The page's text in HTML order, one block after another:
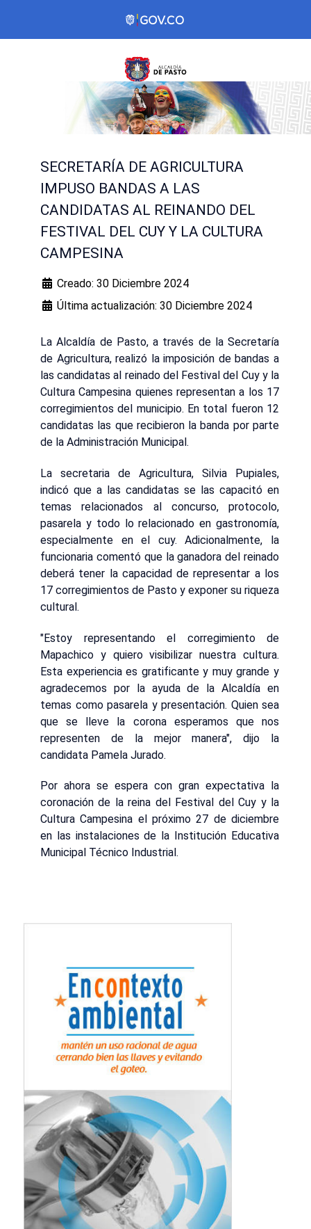
SECRETARÍA DE AGRICULTURA
IMPUSO BANDAS A LAS
CANDIDATAS AL REINANDO DEL
FESTIVAL DEL CUY Y LA CULTURA
CAMPESINA
Creado: 30 Diciembre 2024
Última actualización: 30 Diciembre 2024
La Alcaldía de Pasto, a través de la Secretaría
de Agricultura, realizó la imposición de bandas a
las candidatas al reinado del Festival del Cuy y la
Cultura Campesina quienes representan a los 17
corregimientos del municipio. En total fueron 12
candidatas las que recibieron la banda por parte
de la Administración Municipal.
La secretaria de Agricultura, Silvia Pupiales,
indicó que a las candidatas se las capacitó en
temas relacionados al concurso, protocolo,
pasarela y todo lo relacionado en gastronomía,
especialmente en el cuy. Adicionalmente, la
funcionaria comentó que la ganadora del reinado
deberá tener la capacidad de representar a los
17 corregimientos de Pasto y exponer su riqueza
cultural.
"Estoy representando el corregimiento de
Mapachico y quiero visibilizar nuestra cultura.
Esta experiencia es gratificante y muy grande y
agradecemos por la ayuda de la Alcaldía en
temas como pasarela y presentación. Quien sea
que se lleve la corona esperamos que nos
representen de la mejor manera", dijo la
candidata Pamela Jurado.
Por ahora se espera con gran expectativa la
coronación de la reina del Festival del Cuy y la
Cultura Campesina el próximo 27 de diciembre
en las instalaciones de la Institución Educativa
Municipal Técnico Industrial.